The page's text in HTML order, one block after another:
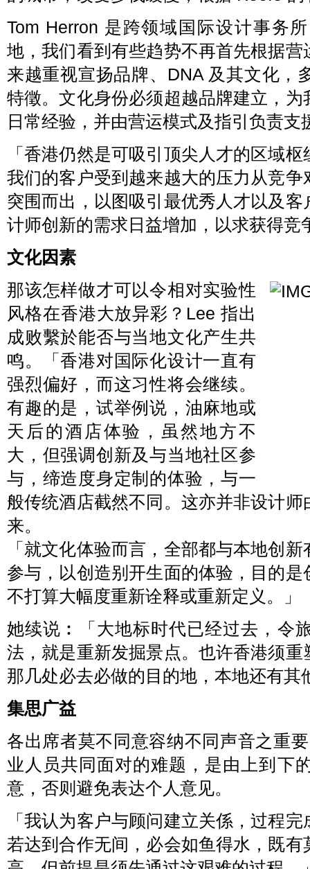
Tom Herron 是跨领域国际设计事务
地，我们看到有些趋势不再首先根据
来越重视宣扬品牌、DNA 及其文化，
特徵。文化身份必须超越品牌建立，
日常经验，并由营运模式及指引负责支
「香港仍然是可吸引顶尖人才的区域
我们的客户受到越来越大的压力从竞
突围而出，以图吸引最优秀人才以及
计师创新的需求日益增加，以求获得竞
文化因素
那该怎样做才可以令相对实验性
风格在香港大放异彩？Lee 指出
成败繫於能否与当地文化产生共
鸣。「香港对国际化设计一直有
强烈偏好，而这习性将会继续。
有趣的是，试举例说，油麻地或
天后的酒店体验，虽然地方不
大，但强调创新及与当地社区参
与，缔造度身定制的体验，与一
般传统酒店截然不同。这亦并非设计
来。
「就文化体验而言，全部都与本地创
参与，以创造别开生面的体验，目的
不打算大幅度重新诠释或重新定义。」
她续说︰「大地标时代已经过去，令
法，就是重新发掘景点。也许香港须
那几处必去必做的目的地，本地还有其
集思广益
各出席者莫不同意容纳不同声音之重
业人员共同面对的难题，是由上到下
意，否则避免表达个人意见。
「我认为客户与顾问建立关係，过程
若达到合作无间，必会如鱼得水，既